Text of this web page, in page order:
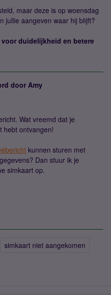
maar deze is op woensdag
jullie aangeven waar hij blijft?
duidelijkheid en betere
door Amy
Wat vreemd dat je
hebt ontvangen!
kunnen sturen met
Dan stuur ik je
simkaart op.
simkaart niet aangekomen